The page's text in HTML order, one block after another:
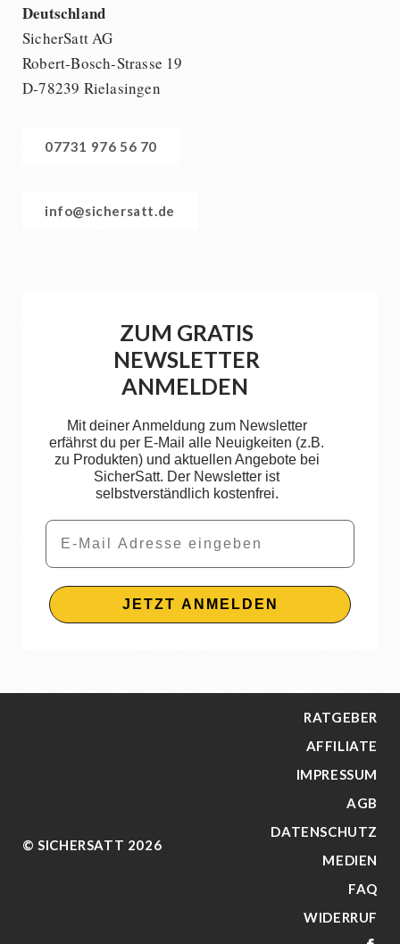
Deutschland
SicherSatt AG
Robert-Bosch-Strasse 19
D-78239 Rielasingen
07731 976 56 70
info@sichersatt.de
ZUM GRATIS
NEWSLETTER
ANMELDEN
Mit deiner Anmeldung zum Newsletter
erfährst du per E-Mail alle Neuigkeiten (z.B.
zu Produkten) und aktuellen Angebote bei
SicherSatt. Der Newsletter ist
selbstverständlich kostenfrei.
Email
JETZT ANMELDEN
© SICHERSATT 2026
RATGEBER
AFFILIATE
IMPRESSUM
AGB
DATENSCHUTZ
MEDIEN
FAQ
WIDERRUF